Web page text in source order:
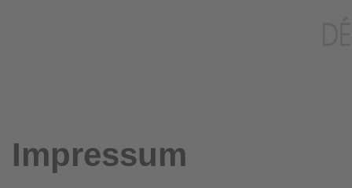
Impressum